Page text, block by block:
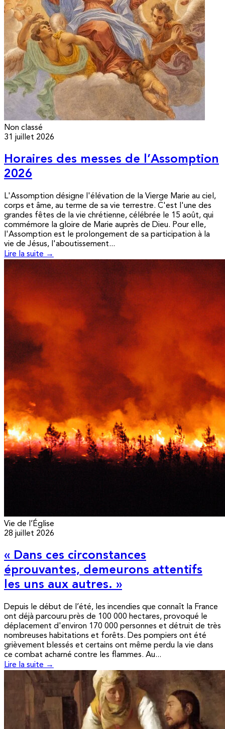
Non classé
31 juillet 2026
Horaires des messes de l’Assomption
2026
L'Assomption désigne l'élévation de la Vierge Marie au ciel,
corps et âme, au terme de sa vie terrestre. C'est l'une des
grandes fêtes de la vie chrétienne, célébrée le 15 août, qui
commémore la gloire de Marie auprès de Dieu. Pour elle,
l'Assomption est le prolongement de sa participation à la
vie de Jésus, l'aboutissement...
Lire la suite →
Vie de l’Église
28 juillet 2026
« Dans ces circonstances
éprouvantes, demeurons attentifs
les uns aux autres. »
Depuis le début de l’été, les incendies que connaît la France
ont déjà parcouru près de 100 000 hectares, provoqué le
déplacement d'environ 170 000 personnes et détruit de très
nombreuses habitations et forêts. Des pompiers ont été
grièvement blessés et certains ont même perdu la vie dans
ce combat acharné contre les flammes. Au...
Lire la suite →